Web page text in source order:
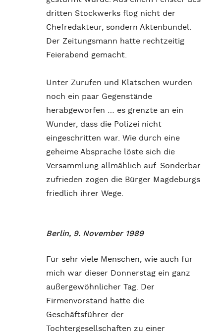
dritten Stockwerks flog nicht der
Chefredakteur, sondern Aktenbündel.
Der Zeitungsmann hatte rechtzeitig
Feierabend gemacht.
Unter Zurufen und Klatschen wurden
noch ein paar Gegenstände
herabgeworfen … es grenzte an ein
Wunder, dass die Polizei nicht
eingeschritten war. Wie durch eine
geheime Absprache löste sich die
Versammlung allmählich auf. Sonderbar
zufrieden zogen die Bürger Magdeburgs
friedlich ihrer Wege.
Berlin, 9. November 1989
Für sehr viele Menschen, wie auch für
mich war dieser Donnerstag ein ganz
außergewöhnlicher Tag. Der
Firmenvorstand hatte die
Geschäftsführer der
Tochtergesellschaften zu einer